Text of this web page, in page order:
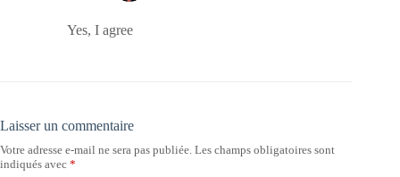
Yes, I agree
Laisser un commentaire
Votre adresse e-mail ne sera pas publiée. Les champs obligatoires sont
indiqués avec *